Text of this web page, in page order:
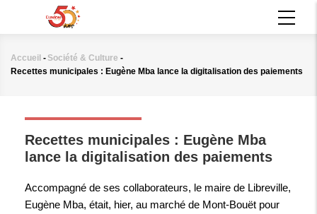
principal
Fil
Accueil - Société & Culture -
Recettes municipales : Eugène Mba lance la digitalisation des paiements
Recettes municipales : Eugène Mba
lance la digitalisation des paiements
Accompagné de ses collaborateurs, le maire de Libreville,
Eugène Mba, était, hier, au marché de Mont-Bouët pour